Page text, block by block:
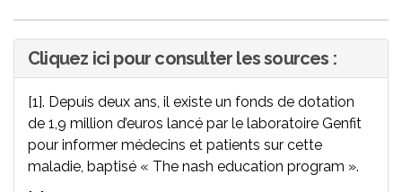
Cliquez ici pour consulter les sources :
[1]. Depuis deux ans, il existe un fonds de dotation
de 1,9 million d’euros lancé par le laboratoire Genfit
pour informer médecins et patients sur cette
maladie, baptisé « The nash education program ».